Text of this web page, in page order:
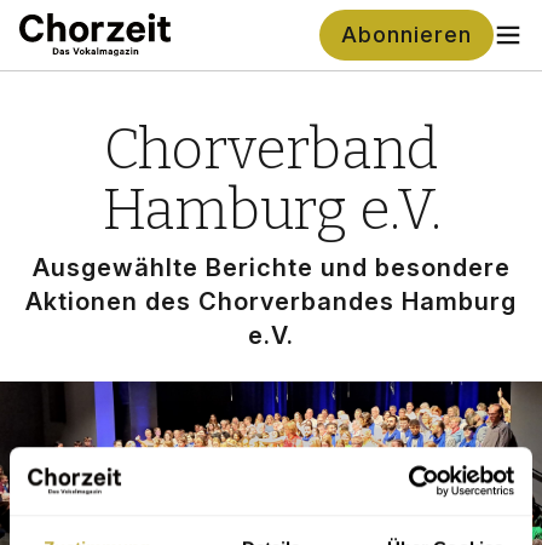
Abonnieren
Chorverband
Hamburg e.V.
Aus­ge­wähl­te Berich­te und beson­de­re
Aktio­nen des Chor­ver­ban­des Ham­burg
e.V.